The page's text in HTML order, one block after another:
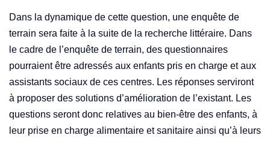
Dans la dynamique de cette question, une enquête de
terrain sera faite à la suite de la recherche littéraire. Dans
le cadre de l’enquête de terrain, des questionnaires
pourraient être adressés aux enfants pris en charge et aux
assistants sociaux de ces centres. Les réponses serviront
à proposer des solutions d’amélioration de l’existant. Les
questions seront donc relatives au bien-être des enfants, à
leur prise en charge alimentaire et sanitaire ainsi qu’à leurs